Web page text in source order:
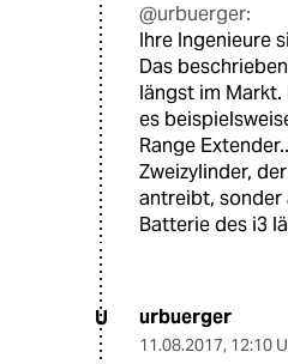
@urbuerger:
Ihre Ingenieure
Das
längst im Markt.
es
Range
Zweizylinder,
antreibt, sonder
Batterie des i3
U urbuerger
11.08.2017, 12:10